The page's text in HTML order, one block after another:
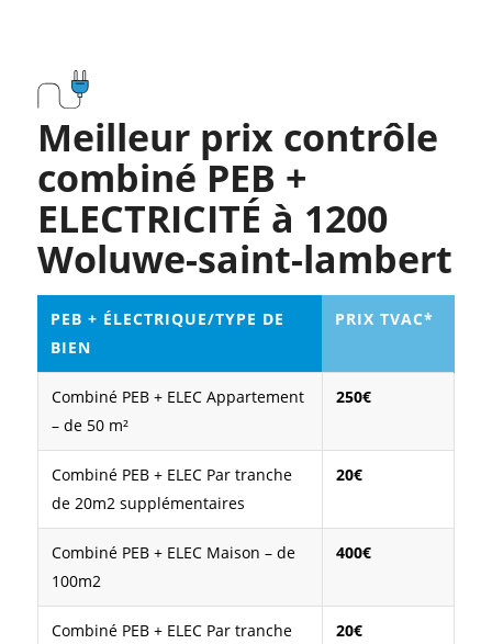
Meilleur prix contrôle
combiné PEB +
ELECTRICITÉ à 1200
Woluwe-saint-lambert
PEB + ÉLECTRIQUE/TYPE DE
BIEN
PRIX TVAC*
Combiné PEB + ELEC Appartement
– de 50 m²
250€
Combiné PEB + ELEC Par tranche
de 20m2 supplémentaires
20€
Combiné PEB + ELEC Maison – de
100m2
400€
Combiné PEB + ELEC Par tranche 20€